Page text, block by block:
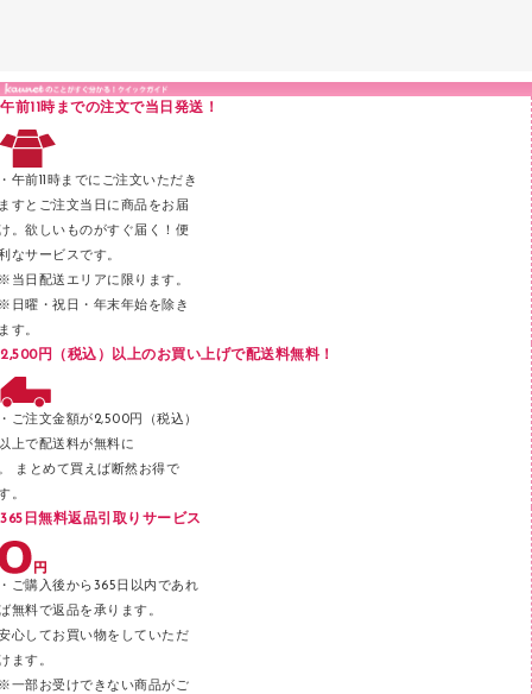
Ｚ式ファイル
２穴リフィル・２穴インデックス
印章用品
ラベル類
メンディングテープ
メッシュケース／ペンケース
フロアケース
ブックエンド／ブックスタンド
パンチ
テープカッター
その他文具
セロハンテープ
午前11時までの注文で当日発送！
午前11時までにご注文いただき
すとご注文当日に商品をお届
。欲しいものがすぐ届く！便
なサービスです。
当日配送エリアに限ります。
日曜・祝日・年末年始を除き
す。
2,500円（税込）以上のお買い上げで配送料無料！
ご注文金額が2,500円（税込）
上で配送料が無料に
まとめて買えば断然お得で
。
365日無料返品引取りサービス
ご購入後から365日以内であれ
無料で返品を承ります。
心してお買い物をしていただ
ます。
一部お受けできない商品がご